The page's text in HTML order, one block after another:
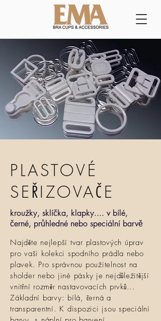
PLASTOVÉ
SEŘIZOVAČE
kroužky, sklíčka, klapky.... v bílé,
černé, průhledné nebo speciální barvě
Najděte nejlepší tvar plastových úprav
pro vaši kolekci spodního prádla nebo
plavek. Pro správnou použitelnost na
sholder nebo jiné pásky je nejdůležitější
vnitřní rozměr nastavovacích prvků...
Základní barvy: bílá, černá a
transparentní. K dispozici jsou speciální